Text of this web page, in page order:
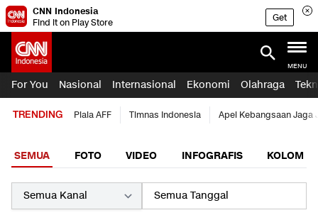
CNN Indonesia
Find it on Play Store
Get
MENU
For You Nasional Internasional Ekonomi Olahraga
TRENDING Piala AFF Timnas Indonesia Apel Kebangsaan Jaga
SEMUA FOTO VIDEO INFOGRAFIS KOLOM